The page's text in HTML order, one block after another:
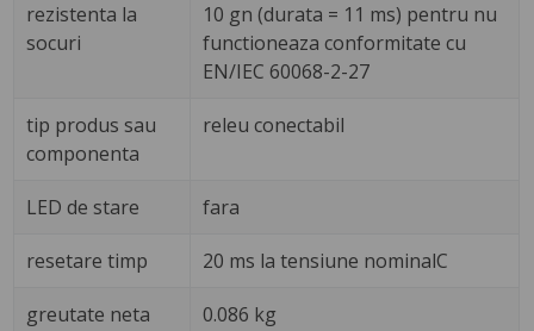
rezistenta la
socuri
10 gn (durata = 11 ms) pentru nu
functioneaza conformitate cu
EN/IEC 60068-2-27
tip produs sau
componenta
releu conectabil
LED de stare fara
resetare timp 20 ms la tensiune nominalC
greutate neta 0.086 kg